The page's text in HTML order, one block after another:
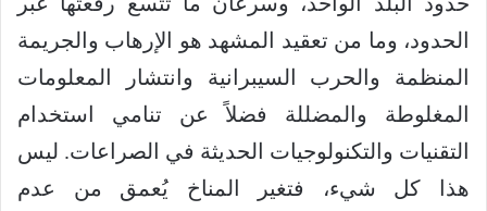
الحدود، وما من تعقيد المشهد هو الإرهاب والجريمة
المنظمة والحرب السيبرانية وانتشار المعلومات
المغلوطة والمضللة فضلاً عن تنامي استخدام
التقنيات والتكنولوجيات الحديثة في الصراعات. ليس
هذا كل شيء، فتغير المناخ يُعمق من عدم